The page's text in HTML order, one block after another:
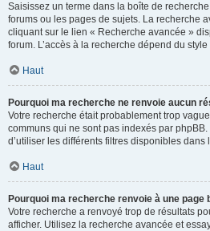
Saisissez un terme dans la boîte de
forums ou les pages de sujets. La recherche
cliquant sur le lien « Recherche avancée »
forum. L’accès à la recherche dépend du
Haut
Pourquoi ma recherche ne renvoie aucun
Votre recherche était probablement trop
communs qui ne sont pas indexés par phpBB.
d’utiliser les différents filtres disponibles dans
Haut
Pourquoi ma recherche renvoie à une page
Votre recherche a renvoyé trop de résultats
afficher. Utilisez la recherche avancée et